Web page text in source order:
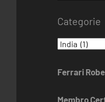
2014
Categorie
Categorie
Ferrari
Membro